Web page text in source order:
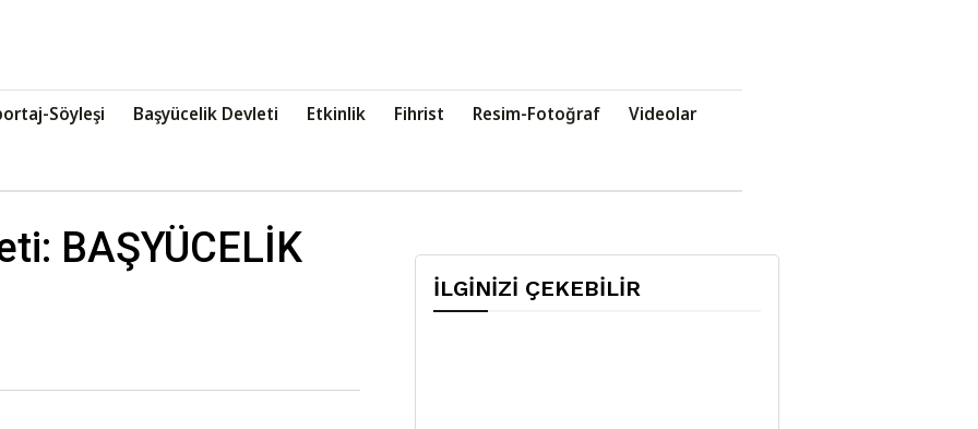
Söyleşi Başyücelik Devleti Etkinlik Fihrist Resim-Fotoğraf Videolar
BAŞYÜCELİK
İLGİNİZİ ÇEKEBİLİR